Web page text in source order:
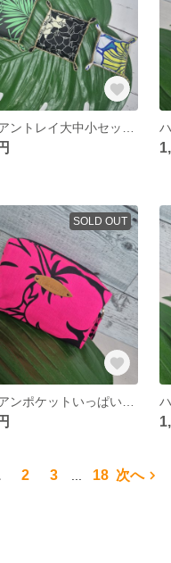
SOLD OUT
2 3 18 次へ